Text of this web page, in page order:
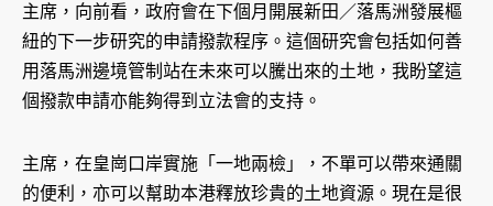
主席，向前看，政府會在下個月開展新田／落馬洲發展樞
紐的下一步研究的申請撥款程序。這個研究會包括如何善
用落馬洲邊境管制站在未來可以騰出來的土地，我盼望這
個撥款申請亦能夠得到立法會的支持。
主席，在皇崗口岸實施「一地兩檢」，不單可以帶來通關
的便利，亦可以幫助本港釋放珍貴的土地資源。現在是很